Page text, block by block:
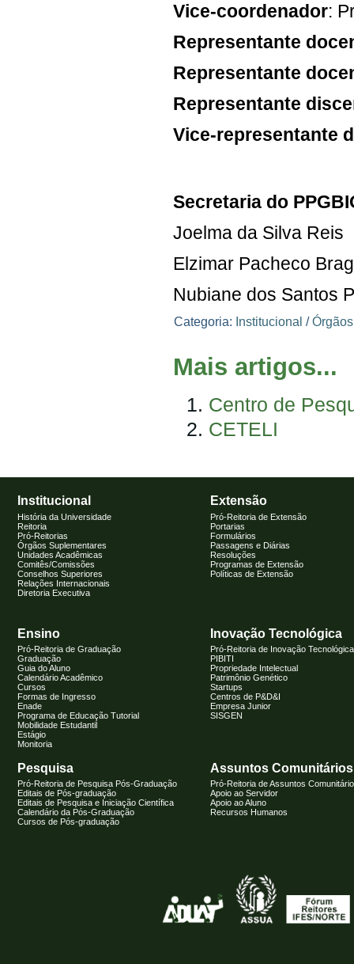
Vice-coordenador:
Representante
Representante
Representante
Vice-representante
Secretaria do
Joelma da Silva Reis
Elzimar Pacheco
Nubiane dos Santos
Categoria: Institucional /
Mais artigos...
Centro de
CETELI
Institucional Extensão
História da Universidade
Reitoria
Pró-Reitorias
Órgãos Suplementares
Unidades Acadêmicas
Comitês/Comissões
Conselhos Superiores
Relações Internacionais
Diretoria Executiva
Pró-Reitoria de Extensão
Portarias
Formulários
Passagens e Diárias
Resoluções
Programas de Extensão
Políticas de Extensão
Ensino Inovação Tecnológica
Pró-Reitoria de Graduação
Graduação
Guia do Aluno
Calendário Acadêmico
Cursos
Formas de Ingresso
Enade
Programa de Educação Tutorial
Mobilidade Estudantil
Estágio
Monitoria
Pró-Reitoria de Inovação Tecnológica
PIBITI
Propriedade Intelectual
Patrimônio Genético
Startups
Centros de P&D&I
Empresa Junior
SISGEN
Pesquisa Assuntos Comunitários
Pró-Reitoria de Pesquisa Pós-Graduação
Editais de Pós-graduação
Editais de Pesquisa e Iniciação Científica
Calendário da Pós-Graduação
Cursos de Pós-graduação
Pró-Reitoria de Assuntos
Apoio ao Servidor
Apoio ao Aluno
Recursos Humanos